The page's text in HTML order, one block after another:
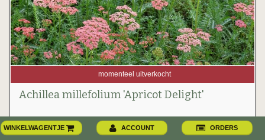
momenteel uitverkocht
Achillea millefolium 'Apricot Delight'
1 voor 3.61 euro/stuk
2 voor 3.31 euro/stuk
WINKELWAGENTJE ACCOUNT ORDERS